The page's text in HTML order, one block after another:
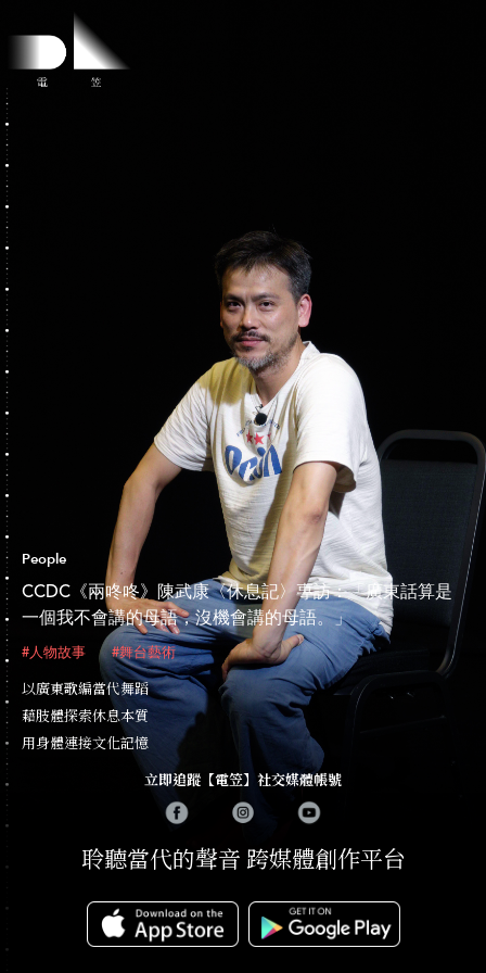
People
CCDC《兩咚咚》陳武康〈休息記〉專訪：「廣東話算是
一個我不會講的母語，沒機會講的母語。」
#人物故事 #舞台藝術
以廣東歌編當代舞蹈
藉肢體探索休息本質
用身體連接文化記憶
立即追蹤【電笠】社交媒體帳號
聆聽當代的聲音 跨媒體創作平台